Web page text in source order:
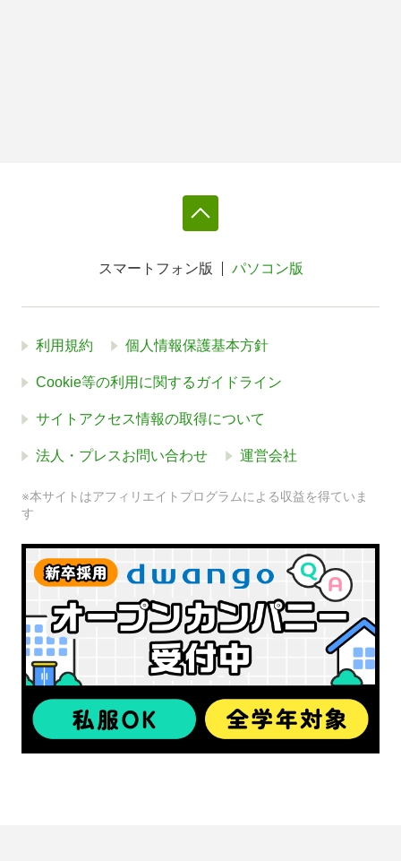
スマートフォン版 パソコン版
利用規約 個人情報保護基本方針
Cookie等の利用に関するガイドライン
サイトアクセス情報の取得について
法人・プレスお問い合わせ 運営会社
※本サイトはアフィリエイトプログラムによる収益を得ていま
す